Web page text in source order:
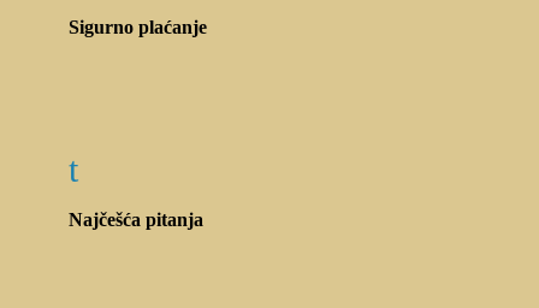
Sigurno plaćanje
t
Najčešća pitanja